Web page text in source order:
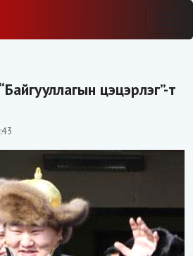
цэцэрлэг”-т